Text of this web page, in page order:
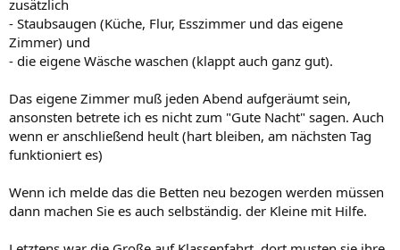
zusätzlich
- Staubsaugen (Küche, Flur, Esszimmer und das eigene
Zimmer) und
- die eigene Wäsche waschen (klappt auch ganz gut).
Das eigene Zimmer muß jeden Abend aufgeräumt sein,
ansonsten betrete ich es nicht zum "Gute Nacht" sagen. Auch
wenn er anschließend heult (hart bleiben, am nächsten Tag
funktioniert es)
Wenn ich melde das die Betten neu bezogen werden müssen
dann machen Sie es auch selbständig. der Kleine mit Hilfe.